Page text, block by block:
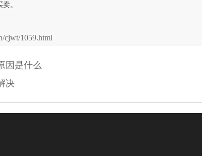
cjwt/1059.html
因是什么
决